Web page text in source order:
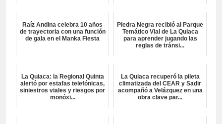
Raíz Andina celebra 10 años
de trayectoria con una función
de gala en el Manka Fiesta
Piedra Negra recibió al Parque
Temático Vial de La Quiaca
para aprender jugando las
reglas de tránsi...
La Quiaca: la Regional Quinta
alertó por estafas telefónicas,
siniestros viales y riesgos por
monóxi...
La Quiaca recuperó la pileta
climatizada del CEAR y Sadir
acompañó a Velázquez en una
obra clave par...